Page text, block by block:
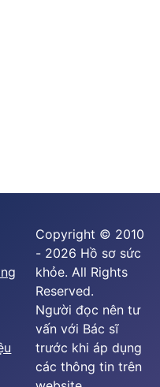
Copyright © 2010
- 2026 Hồ sơ sức
khỏe. All Rights
Reserved.
Người đọc nên tư
vấn với Bác sĩ
trước khi áp dụng
các thông tin trên